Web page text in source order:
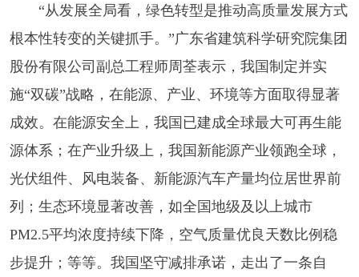
“从发展全局看，绿色转型是推动高质量发展方式
根本性转变的关键抓手。”广东省建筑科学研究院集团
股份有限公司副总工程师周荃表示，我国制定并实
施“双碳”战略，在能源、产业、环境等方面取得显著
成效。在能源安全上，我国已建成全球最大可再生能
源体系；在产业升级上，我国新能源产业领跑全球，
光伏组件、风电装备、新能源汽车产量均位居世界前
列；生态环境显著改善，如全国地级及以上城市
PM2.5平均浓度持续下降，空气质量优良天数比例稳
步提升；等等。我国坚守减排承诺，走出了一条自